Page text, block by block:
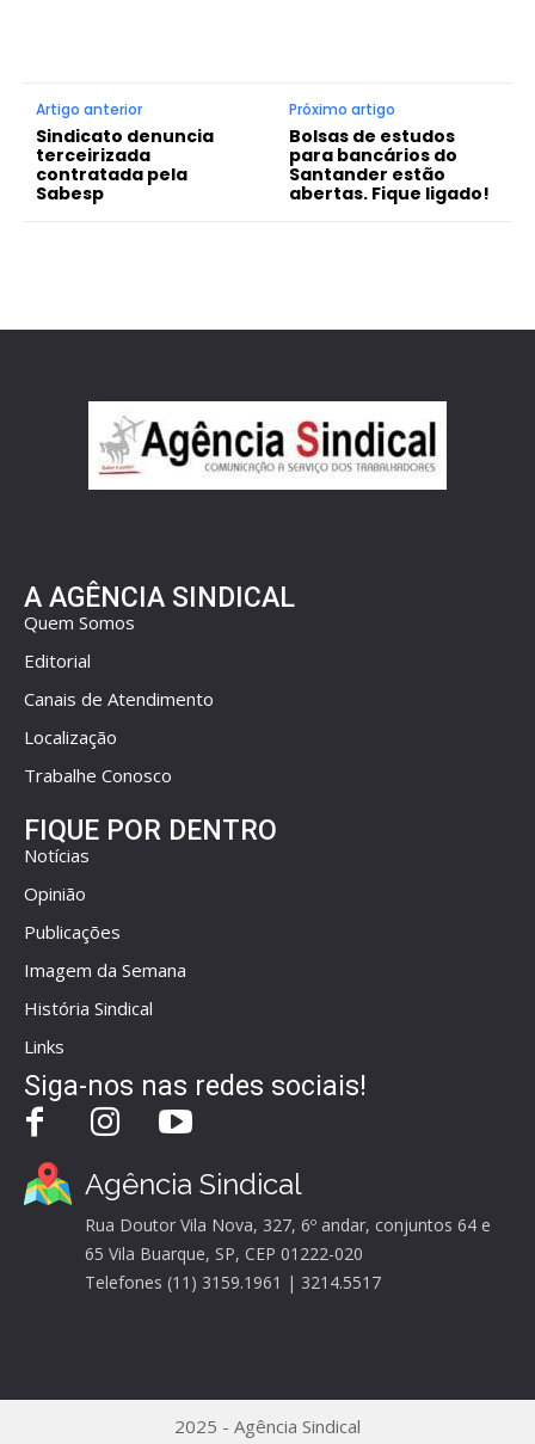
Artigo anterior
Sindicato denuncia
terceirizada
contratada pela
Sabesp
Próximo artigo
Bolsas de estudos
para bancários do
Santander estão
abertas. Fique ligado!
A AGÊNCIA SINDICAL
Quem Somos
Editorial
Canais de Atendimento
Localização
Trabalhe Conosco
FIQUE POR DENTRO
Notícias
Opinião
Publicações
Imagem da Semana
História Sindical
Links
Siga-nos nas redes sociais!
Agência Sindical
Rua Doutor Vila Nova, 327, 6º andar, conjuntos 64 e
65 Vila Buarque, SP, CEP 01222-020
Telefones (11) 3159.1961 | 3214.5517
2025 - Agência Sindical